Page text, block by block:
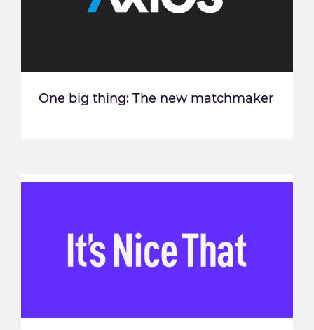
One big thing: The new matchmaker